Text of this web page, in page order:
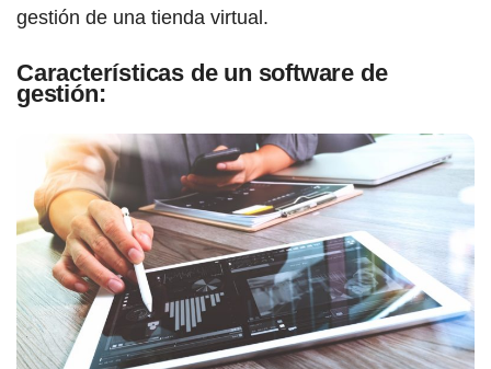
gestión de una tienda virtual.
Características de un software de
gestión: